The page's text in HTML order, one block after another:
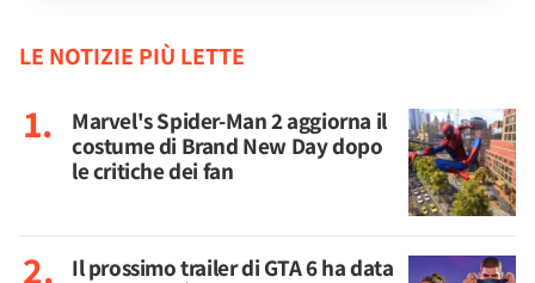
LE NOTIZIE PIÙ LETTE
Marvel's Spider-Man 2 aggiorna il
costume di Brand New Day dopo
le critiche dei fan
Il prossimo trailer di GTA 6 ha data